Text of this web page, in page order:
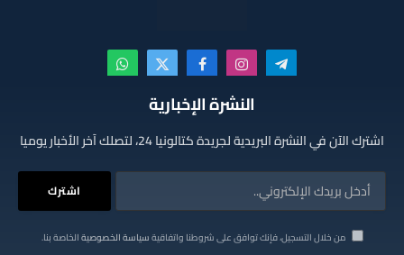
تيلقرام الانستغرامفيسبوكX
(Twitter)
واتساب
النشرة الإخبارية
اشترك الآن في النشرة البريدية لجريدة كتالونيا 24، لتصلك آخر الأخبار يوميا
من خلال التسجيل، فإنك توافق على شروطنا واتفاقيةسياسة الخصوصيةالخاصة بنا.